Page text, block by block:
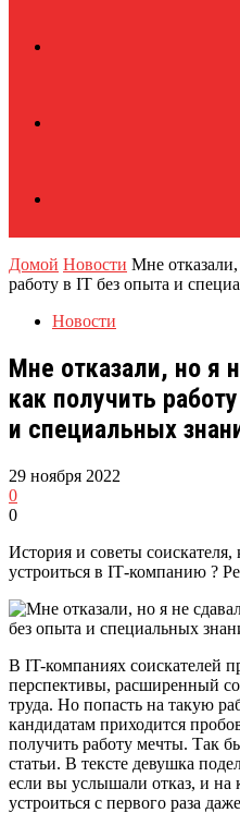
Домой Новости Мне отказали,
работу в IT без опыта и
Новости
Мне отказали, но я
как получить
и специальных
29 ноября 2022
0
0
История и советы
устроиться в IT‑компанию ?
В IT-компаниях соискателей
перспективы, расширенный
труда. Но попасть на такую
кандидатам приходится
получить работу мечты. Так
статьи. В тексте девушка
если вы услышали отказ, и на
устроиться с первого раза